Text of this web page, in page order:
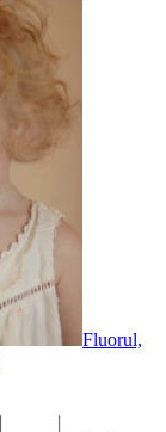
Fluorul,